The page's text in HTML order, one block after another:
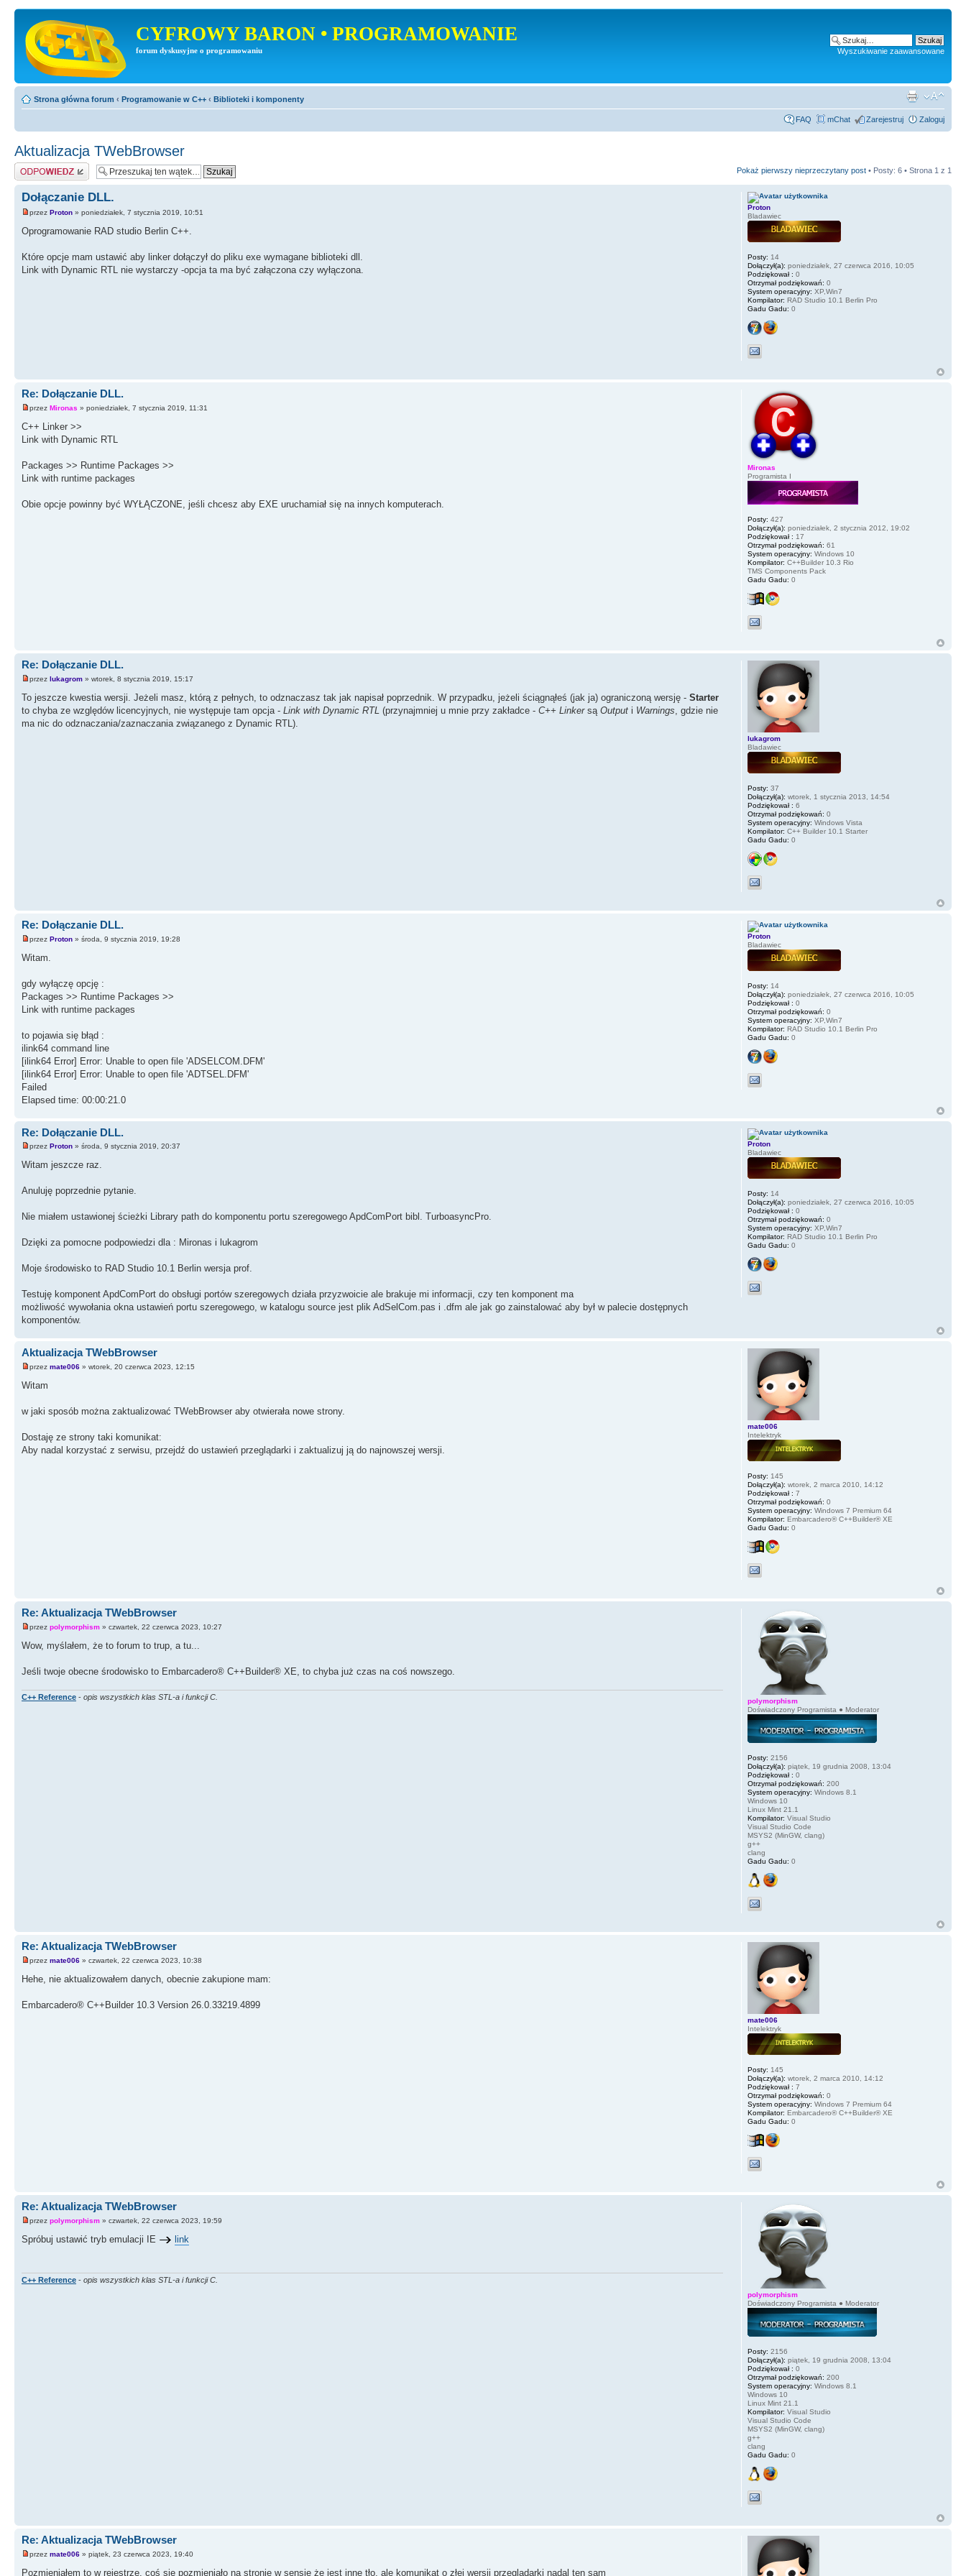
CYFROWY BARON • PROGRAMOWANIE
forum dyskusyjne o programowaniu Wyszukiwanie zaawansowane
Strona główna forum ‹ Programowanie w C++ ‹ Biblioteki i komponenty
FAQ mChat Zarejestruj Zaloguj
Aktualizacja TWebBrowser
Odpowiedz Pokaż pierwszy nieprzeczytany post • Posty: 6 • Strona 1 z 1
Dołączanie DLL.
przez Proton » poniedziałek, 7 stycznia 2019, 10:51
Oprogramowanie RAD studio Berlin C++.
Które opcje mam ustawić aby linker dołączył do pliku exe wymagane biblioteki dll.
Link with Dynamic RTL nie wystarczy -opcja ta ma być załączona czy wyłączona.
Proton
Bladawiec
Posty: 14
Dołączył(a): poniedziałek, 27 czerwca 2016, 10:05
Podziękował : 0
Otrzymał podziękowań: 0
System operacyjny: XP,Win7
Kompilator: RAD Studio 10.1 Berlin Pro
Gadu Gadu: 0
Re: Dołączanie DLL.
przez Mironas » poniedziałek, 7 stycznia 2019, 11:31
C++ Linker >>
Link with Dynamic RTL
Packages >> Runtime Packages >>
Link with runtime packages
Obie opcje powinny być WYŁĄCZONE, jeśli chcesz aby EXE uruchamiał się na innych komputerach.
Mironas
Programista I
Posty: 427
Dołączył(a): poniedziałek, 2 stycznia 2012, 19:02
Podziękował : 17
Otrzymał podziękowań: 61
System operacyjny: Windows 10
Kompilator: C++Builder 10.3 Rio
TMS Components Pack
Gadu Gadu: 0
Re: Dołączanie DLL.
przez lukagrom » wtorek, 8 stycznia 2019, 15:17
To jeszcze kwestia wersji. Jeżeli masz, którą z pełnych, to odznaczasz tak jak napisał poprzednik. W przypadku, jeżeli ściągnąłeś (jak ja) ograniczoną wersję - Starter
to chyba ze względów licencyjnych, nie występuje tam opcja - Link with Dynamic RTL (przynajmniej u mnie przy zakładce - C++ Linkersą Output i Warnings , gdzie nie
ma nic do odznaczania/zaznaczania związanego z Dynamic RTL).
lukagrom
Bladawiec
Posty: 37
Dołączył(a): wtorek, 1 stycznia 2013, 14:54
Podziękował : 6
Otrzymał podziękowań: 0
System operacyjny: Windows Vista
Kompilator: C++ Builder 10.1 Starter
Gadu Gadu: 0
Re: Dołączanie DLL.
przez Proton » środa, 9 stycznia 2019, 19:28
Witam.
gdy wyłączę opcję :
Packages >> Runtime Packages >>
Link with runtime packages
to pojawia się błąd :
ilink64 command line
[ilink64 Error] Error: Unable to open file 'ADSELCOM.DFM'
[ilink64 Error] Error: Unable to open file 'ADTSEL.DFM'
Failed
Elapsed time: 00:00:21.0
Proton
Bladawiec
Posty: 14
Dołączył(a): poniedziałek, 27 czerwca 2016, 10:05
Podziękował : 0
Otrzymał podziękowań: 0
System operacyjny: XP,Win7
Kompilator: RAD Studio 10.1 Berlin Pro
Gadu Gadu: 0
Re: Dołączanie DLL.
przez Proton » środa, 9 stycznia 2019, 20:37
Witam jeszcze raz.
Anuluję poprzednie pytanie.
Nie miałem ustawionej ścieżki Library path do komponentu portu szeregowego ApdComPort bibl. TurboasyncPro.
Dzięki za pomocne podpowiedzi dla : Mironas i lukagrom
Moje środowisko to RAD Studio 10.1 Berlin wersja prof.
Testuję komponent ApdComPort do obsługi portów szeregowych działa przyzwoicie ale brakuje mi informacji, czy ten komponent ma
możliwość wywołania okna ustawień portu szeregowego, w katalogu source jest plik AdSelCom.pas i .dfm ale jak go zainstalować aby był w palecie dostępnych
komponentów.
Proton
Bladawiec
Posty: 14
Dołączył(a): poniedziałek, 27 czerwca 2016, 10:05
Podziękował : 0
Otrzymał podziękowań: 0
System operacyjny: XP,Win7
Kompilator: RAD Studio 10.1 Berlin Pro
Gadu Gadu: 0
Aktualizacja TWebBrowser
przez mate006 » wtorek, 20 czerwca 2023, 12:15
Witam
w jaki sposób można zaktualizować TWebBrowser aby otwierała nowe strony.
Dostaję ze strony taki komunikat:
Aby nadal korzystać z serwisu, przejdź do ustawień przeglądarki i zaktualizuj ją do najnowszej wersji.
mate006
Intelektryk
Posty: 145
Dołączył(a): wtorek, 2 marca 2010, 14:12
Podziękował : 7
Otrzymał podziękowań: 0
System operacyjny: Windows 7 Premium 64
Kompilator: Embarcadero® C++Builder® XE
Gadu Gadu: 0
Re: Aktualizacja TWebBrowser
przez polymorphism » czwartek, 22 czerwca 2023, 10:27
Wow, myślałem, że to forum to trup, a tu...
Jeśli twoje obecne środowisko to Embarcadero® C++Builder® XE, to chyba już czas na coś nowszego.
C++ Reference - opis wszystkich klas STL-a i funkcji C.
polymorphism
Doświadczony Programista ● Moderator
Posty: 2156
Dołączył(a): piątek, 19 grudnia 2008, 13:04
Podziękował : 0
Otrzymał podziękowań: 200
System operacyjny: Windows 8.1
Windows 10
Linux Mint 21.1
Kompilator: Visual Studio
Visual Studio Code
MSYS2 (MinGW, clang)
g++
clang
Gadu Gadu: 0
Re: Aktualizacja TWebBrowser
przez mate006 » czwartek, 22 czerwca 2023, 10:38
Hehe, nie aktualizowałem danych, obecnie zakupione mam:
Embarcadero® C++Builder 10.3 Version 26.0.33219.4899
mate006
Intelektryk
Posty: 145
Dołączył(a): wtorek, 2 marca 2010, 14:12
Podziękował : 7
Otrzymał podziękowań: 0
System operacyjny: Windows 7 Premium 64
Kompilator: Embarcadero® C++Builder® XE
Gadu Gadu: 0
Re: Aktualizacja TWebBrowser
przez polymorphism » czwartek, 22 czerwca 2023, 19:59
Spróbuj ustawić tryb emulacji IE link
C++ Reference - opis wszystkich klas STL-a i funkcji C.
polymorphism
Doświadczony Programista ● Moderator
Posty: 2156
Dołączył(a): piątek, 19 grudnia 2008, 13:04
Podziękował : 0
Otrzymał podziękowań: 200
System operacyjny: Windows 8.1
Windows 10
Linux Mint 21.1
Kompilator: Visual Studio
Visual Studio Code
MSYS2 (MinGW, clang)
g++
clang
Gadu Gadu: 0
Re: Aktualizacja TWebBrowser
przez mate006 » piątek, 23 czerwca 2023, 19:40
Pozmieniałem to w rejestrze. coś się pozmieniało na stronie w sensie że jest inne tło, ale komunikat o złej wersji przeglądarki nadal ten sam